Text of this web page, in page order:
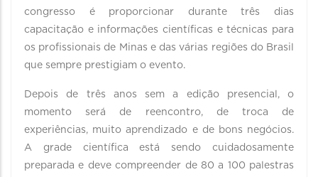
congresso é proporcionar durante três dias
capacitação e informações científicas e técnicas para
os profissionais de Minas e das várias regiões do Brasil
que sempre prestigiam o evento.
Depois de três anos sem a edição presencial, o
momento será de reencontro, de troca de
experiências, muito aprendizado e de bons negócios.
A grade científica está sendo cuidadosamente
preparada e deve compreender de 80 a 100 palestras